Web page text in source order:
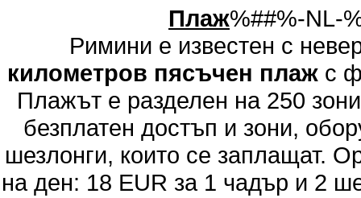
Плаж%##%-NL-
Римини е известен с
километров пясъчен плаж с
Плажът е разделен на 250
безплатен достъп и зони,
шезлонги, които се заплащат.
на ден: 18 EUR за 1 чадър и 2